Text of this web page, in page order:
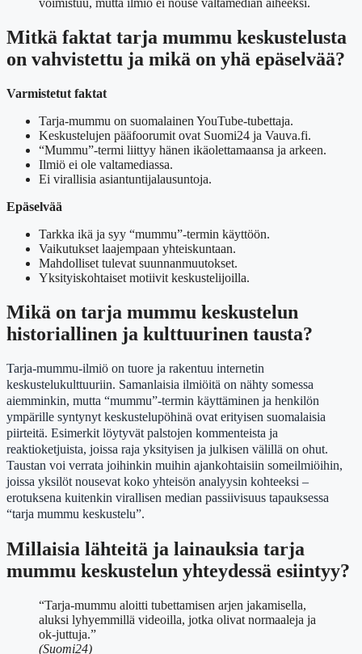
Mitkä faktat tarja mummu keskustelusta
on vahvistettu ja mikä on yhä epäselvää?
Varmistetut faktat
Tarja-mummu on suomalainen YouTube-tubettaja.
Keskustelujen pääfoorumit ovat Suomi24 ja Vauva.fi.
“Mummu”-termi liittyy hänen ikäolettamaansa ja arkeen.
Ilmiö ei ole valtamediassa.
Ei virallisia asiantuntijalausuntoja.
Epäselvää
Tarkka ikä ja syy “mummu”-termin käyttöön.
Vaikutukset laajempaan yhteiskuntaan.
Mahdolliset tulevat suunnanmuutokset.
Yksityiskohtaiset motiivit keskustelijoilla.
Mikä on tarja mummu keskustelun
historiallinen ja kulttuurinen tausta?
Tarja-mummu-ilmiö on tuore ja rakentuu internetin
keskustelukulttuuriin. Samanlaisia ilmiöitä on nähty somessa
aiemminkin, mutta “mummu”-termin käyttäminen ja henkilön
ympärille syntynyt keskustelupöhinä ovat erityisen suomalaisia
piirteitä. Esimerkit löytyvät palstojen kommenteista ja
reaktioketjuista, joissa raja yksityisen ja julkisen välillä on ohut.
Taustan voi verrata joihinkin muihin ajankohtaisiin someilmiöihin,
joissa yksilöt nousevat koko yhteisön analyysin kohteeksi –
erotuksena kuitenkin virallisen median passiivisuus tapauksessa
“tarja mummu keskustelu”.
Millaisia lähteitä ja lainauksia tarja
mummu keskustelun yhteydessä esiintyy?
“Tarja-mummu aloitti tubettamisen arjen jakamisella,
aluksi lyhyemmillä videoilla, jotka olivat normaaleja ja
ok-juttuja.”
(Suomi24)